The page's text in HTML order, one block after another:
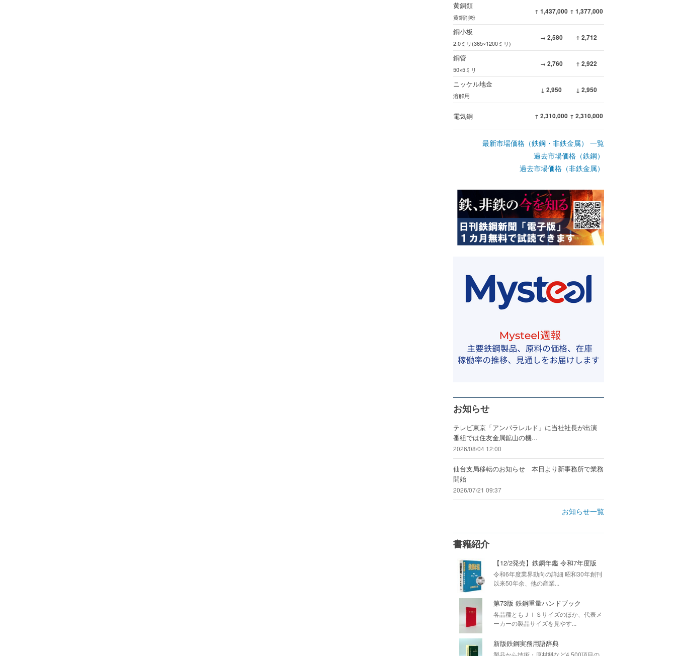
黄銅類
黄銅削粉
↑ 1,437,000 ↑ 1,377,000
銅小板
2.0ミリ(365×1200ミリ)
→ 2,580 ↑ 2,712
銅管
50×5ミリ
→ 2,760 ↑ 2,922
ニッケル地金
溶解用
↓ 2,950 ↓ 2,950
電気銅 ↑ 2,310,000 ↑ 2,310,000
最新市場価格（鉄鋼・非鉄金属） 一覧
過去市場価格（鉄鋼）
過去市場価格（非鉄金属）
お知らせ
テレビ東京「アンパラレルド」に当社社長が出演
番組では住友金属鉱山の機...
2026/08/04 12:00
仙台支局移転のお知らせ 本日より新事務所で業務
開始
2026/07/21 09:37
お知らせ一覧
書籍紹介
【12/2発売】鉄鋼年鑑 令和7年度版
令和6年度業界動向の詳細 昭和30年創刊
以来50年余、他の産業...
第73版 鉄鋼重量ハンドブック
各品種ともＪＩＳサイズのほか、代表メ
ーカーの製品サイズを見やす...
新版鉄鋼実務用語辞典
製品から技術・原材料など4,500項目の